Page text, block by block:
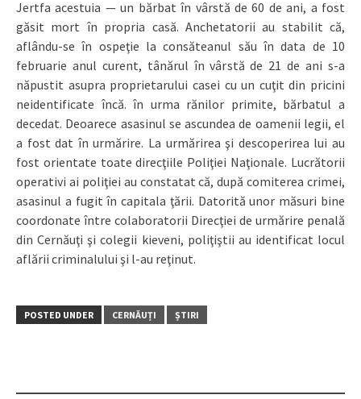
Jertfa acestuia — un bărbat în vârstă de 60 de ani, a fost
găsit mort în propria casă. Anchetatorii au stabilit că,
aflându-se în ospeţie la consăteanul său în data de 10
februarie anul curent, tânărul în vârstă de 21 de ani s-a
năpustit asupra proprietarului casei cu un cuţit din pricini
neidentificate încă. în urma rănilor primite, bărbatul a
decedat. Deoarece asasinul se ascundea de oamenii legii, el
a fost dat în urmărire. La urmărirea şi descoperirea lui au
fost orientate toate direcţiile Poliţiei Naţionale. Lucrătorii
operativi ai poliţiei au constatat că, după comiterea crimei,
asasinul a fugit în capitala ţării. Datorită unor măsuri bine
coordonate între colaboratorii Direcţiei de urmărire penală
din Cernăuţi şi colegii kieveni, poliţiştii au identificat locul
aflării criminalului şi l-au reţinut.
POSTED UNDER CERNĂUȚI ȘTIRI